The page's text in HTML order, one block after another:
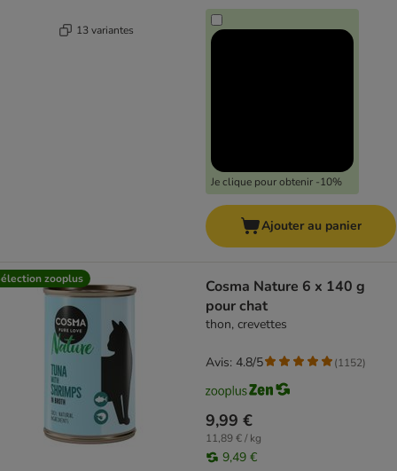
13 variantes
Je clique pour obtenir -10%
Ajouter au panier
zooplus
Cosma Nature 6 x 140 g
pour chat
thon, crevettes
9,99 €
11,89 € / kg
9,49 €
Avis: 4.8/5 (1152)